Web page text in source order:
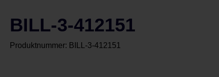
BILL-3-412151
Produktnummer: BILL-3-412151